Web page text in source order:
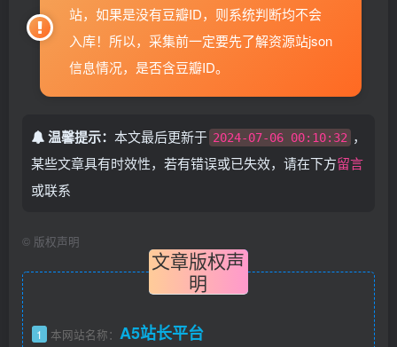
站，如果是没有豆瓣ID，则系统判断均不会
入库！所以，采集前一定要先了解资源站json
信息情况，是否含豆瓣ID。
温馨提示： 本文最后更新于 2024-07-06 00:10:32 ，
某些文章具有时效性，若有错误或已失效，请在下方留言
或联系
© 版权声明
文章版权声
明
1 本网站名称： A5站长平台